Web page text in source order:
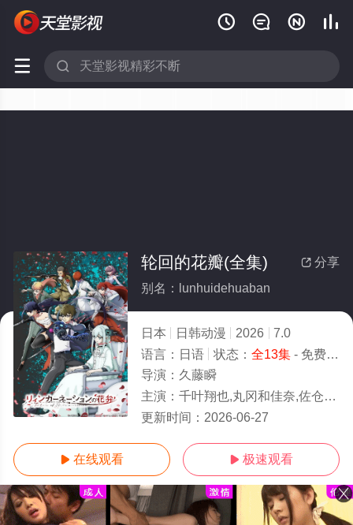
   
 
全13集/大结局
 分享
轮回的花瓣(全集)
别名：lunhuidehuaban
日本 日韩动漫 2026
7.0
语言： 日语 状态： 全13集- 免费在线观看
导演： 久藤瞬
主演： 千叶翔也,丸冈和佳奈,佐仓绫音,白石晴香,石川界人,上田丽奈,井上麻里奈,仲村宗悟,福山润,小西克幸,富田美忧,村濑步
更新时间： 2026-06-27
 在线观看  极速观看